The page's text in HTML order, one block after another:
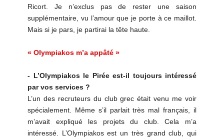
Ricort. Je n’exclus pas de rester une saison
supplémentaire, vu l’amour que je porte à ce maillot.
Mais si je pars, je partirai la tête haute.
« Olympiakos m’a appâté »
- L’Olympiakos le Pirée est-il toujours intéressé
par vos services ?
L’un des recruteurs du club grec était venu me voir
spécialement. Même s’il parlait très mal français, il
m’avait expliqué les projets du club. Cela m’a
intéressé. L’Olympiakos est un très grand club, qui